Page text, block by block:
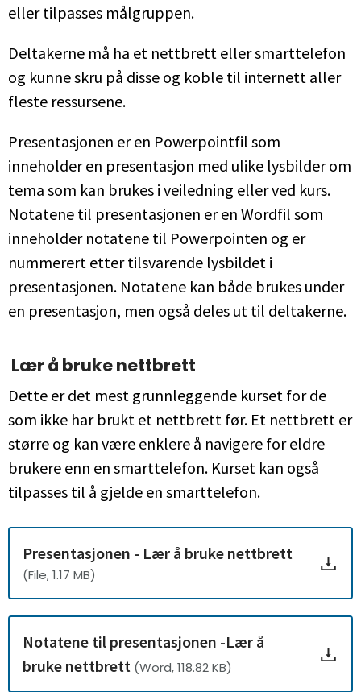
eller tilpasses målgruppen.
Deltakerne må ha et nettbrett eller smarttelefon
og kunne skru på disse og koble til internett aller
fleste ressursene.
Presentasjonen er en Powerpointfil som
inneholder en presentasjon med ulike lysbilder om
tema som kan brukes i veiledning eller ved kurs.
Notatene til presentasjonen er en Wordfil som
inneholder notatene til Powerpointen og er
nummerert etter tilsvarende lysbildet i
presentasjonen. Notatene kan både brukes under
en presentasjon, men også deles ut til deltakerne.
Lær å bruke nettbrett
Dette er det mest grunnleggende kurset for de
som ikke har brukt et nettbrett før. Et nettbrett er
større og kan være enklere å navigere for eldre
brukere enn en smarttelefon. Kurset kan også
tilpasses til å gjelde en smarttelefon.
Presentasjonen - Lær å bruke nettbrett
(File, 1.17 MB)
Notatene til presentasjonen -Lær å
bruke nettbrett (Word, 118.82 KB)